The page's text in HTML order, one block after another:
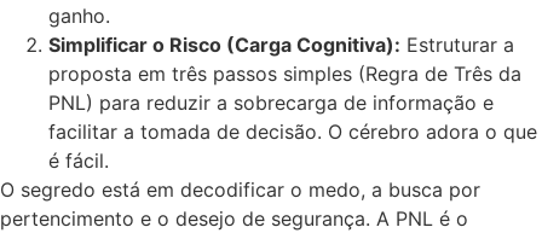
ganho.
Simplificar o Risco (Carga Cognitiva): Estruturar a
proposta em três passos simples (Regra de Três da
PNL) para reduzir a sobrecarga de informação e
facilitar a tomada de decisão. O cérebro adora o que
é fácil.
O segredo está em decodificar o medo, a busca por
pertencimento e o desejo de segurança. A PNL é o